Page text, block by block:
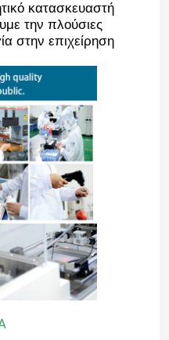
κατασκευαστή
την πλούσιες
στην επιχείρηση